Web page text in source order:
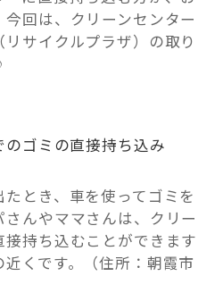
回は、クリーンセンター
サイクルプラザ）の取り
のゴミの直接持ち込み
とき、車を使ってゴミを
んやママさんは、クリー
持ち込むことができます
くです。（住所：朝霞市